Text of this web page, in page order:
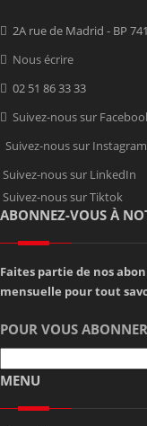
2A rue de Madrid - BP
Nous écrire
02 51 86 33 33
Suivez-nous sur
Suivez-nous sur Instagram
Suivez-nous sur LinkedIn
Suivez-nous sur Tiktok
ABONNEZ-VOUS À
Faites partie de nos
mensuelle pour tout
POUR VOUS
MENU